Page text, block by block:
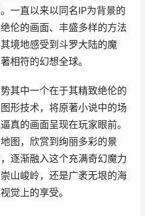
一直以来以同名IP为背景的
伦的画面、丰盛多样的方法
境地感受到斗罗大陆的魔
相符的幻想全球。
其中一个在于其精致绝伦的
形技术，将原著小说中的场
真的画面呈现在玩家眼前。
图，欣赏到绚丽多彩的景
逐渐融入这个充满奇幻魔力
山峻岭，还是广袤无垠的海
觉上的享受。